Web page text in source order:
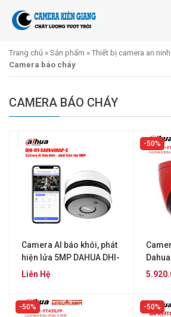
Trang chủ » Sản phẩm » Thiết bị camera an ninh
Camera báo cháy
CAMERA BÁO CHÁY
Camera AI báo khói, phát
hiện lửa 5MP DAHUA DHI-
HY-SAV849HAP-E
Liên Hệ
50%
HY-
50% 50%